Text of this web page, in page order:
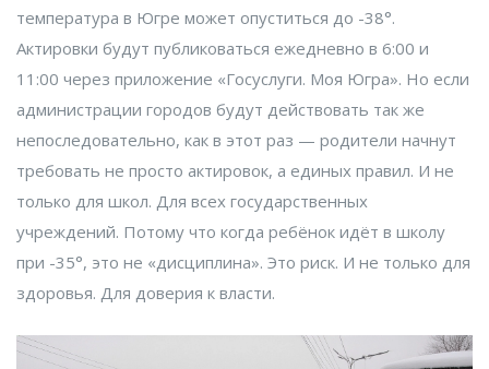
температура в Югре может опуститься до -38°.
Актировки будут публиковаться ежедневно в 6:00 и
11:00 через приложение «Госуслуги. Моя Югра». Но если
администрации городов будут действовать так же
непоследовательно, как в этот раз — родители начнут
требовать не просто актировок, а единых правил. И не
только для школ. Для всех государственных
учреждений. Потому что когда ребёнок идёт в школу
при -35°, это не «дисциплина». Это риск. И не только для
здоровья. Для доверия к власти.